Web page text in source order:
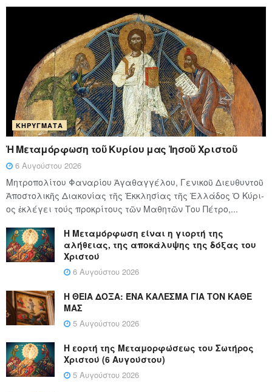
ΚΗΡΎΓΜΑΤΑ
Ἡ Μεταμόρφωση τοῦ Κυρίου μας Ἰησοῦ Χριστοῦ
6 Αυγούστου 2026
Μητροπολίτου Φαναρίου Ἀγαθαγγέλου, Γενικοῦ Διευθυντοῦ
Ἀποστολικῆς Διακονίας τῆς Ἐκκλησίας τῆς Ἑλλάδος Ὁ Κύ­ρι­
ος ἐκλέγει τούς προ­κρί­τους τῶν Μα­θη­τῶν Του Πέ­τρο,...
Η Μεταμόρφωση είναι η γιορτή της
αλήθειας, της αποκάλυψης της δόξας του
Χριστού
6 Αυγούστου 2026
Η ΘΕΙΑ ΔΟΞΑ: ΈΝΑ ΚΑΛΕΣΜΑ ΓΙΑ ΤΟΝ ΚΑΘΕ
ΜΑΣ
5 Αυγούστου 2026
Η εορτή της Μεταμορφώσεως του Σωτήρος
Χριστού (6 Αυγούστου)
5 Αυγούστου 2026